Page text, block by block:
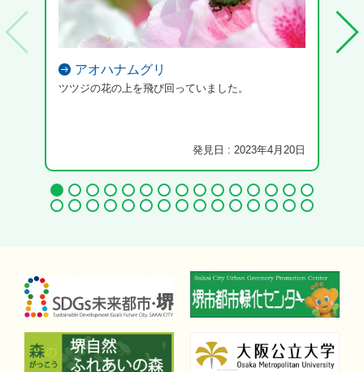
アオハナムグリ
ツツジの花の上を飛び回っていました。
発見日 : 2023年4月20日